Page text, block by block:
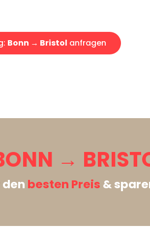
Bonn → Bristol anfragen
→
den besten Preis &